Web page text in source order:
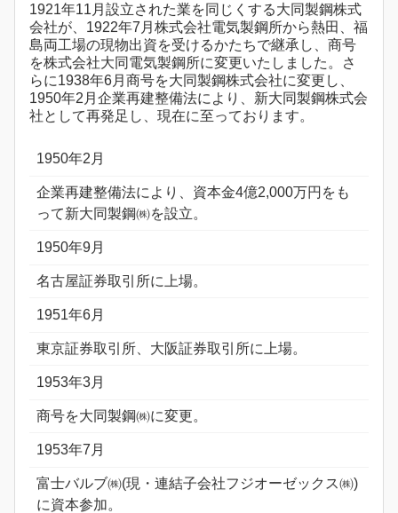
1921年11月設立された業を同じくする大同製鋼株式
会社が、1922年7月株式会社電気製鋼所から熱田、福
島両工場の現物出資を受けるかたちで継承し、商号
を株式会社大同電気製鋼所に変更いたしました。さ
らに1938年6月商号を大同製鋼株式会社に変更し、
1950年2月企業再建整備法により、新大同製鋼株式会
社として再発足し、現在に至っております。
1950年2月
企業再建整備法により、資本金4億2,000万円をも
って新大同製鋼㈱を設立。
1950年9月
名古屋証券取引所に上場。
1951年6月
東京証券取引所、大阪証券取引所に上場。
1953年3月
商号を大同製鋼㈱に変更。
1953年7月
富士バルブ㈱(現・連結子会社フジオーゼックス㈱)
に資本参加。